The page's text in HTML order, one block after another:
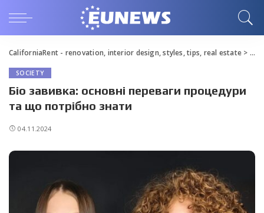
CaliforniaRent - renovation, interior design, styles, tips, real estate>
SOCIETY
Біо завивка: основні переваги процедури
та що потрібно знати
04.11.2024